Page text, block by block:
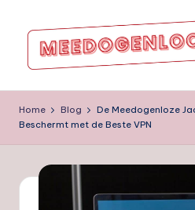
inhoud
e
e
Home Blog
De Meedogenloze
Beschermt met de Beste VPN